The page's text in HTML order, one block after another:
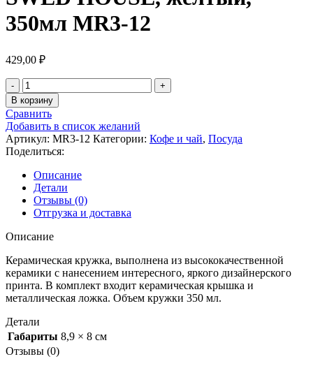
350мл MR3-12
429,00 ₽
Количество
товара
КЕРАМИЧЕСКАЯ
КРУЖКА
С
КРЫШКОЙ
И
ЛОЖКОЙ
SWED
HOUSE,
желтый,
350мл
MR3-
В корзину
Сравнить
Добавить в список желаний
Артикул: MR3-12 Категории: Кофе и чай, Посуда
Поделиться:
Описание
Детали
Отзывы (0)
Отгрузка и доставка
Описание
Керамическая кружка, выполнена из высококачественной
керамики с нанесением интересного, яркого дизайнерского
принта. В комплект входит керамическая крышка и
металлическая ложка. Объем кружки 350 мл.
Детали
Габариты 8,9 × 8 см
Отзывы (0)